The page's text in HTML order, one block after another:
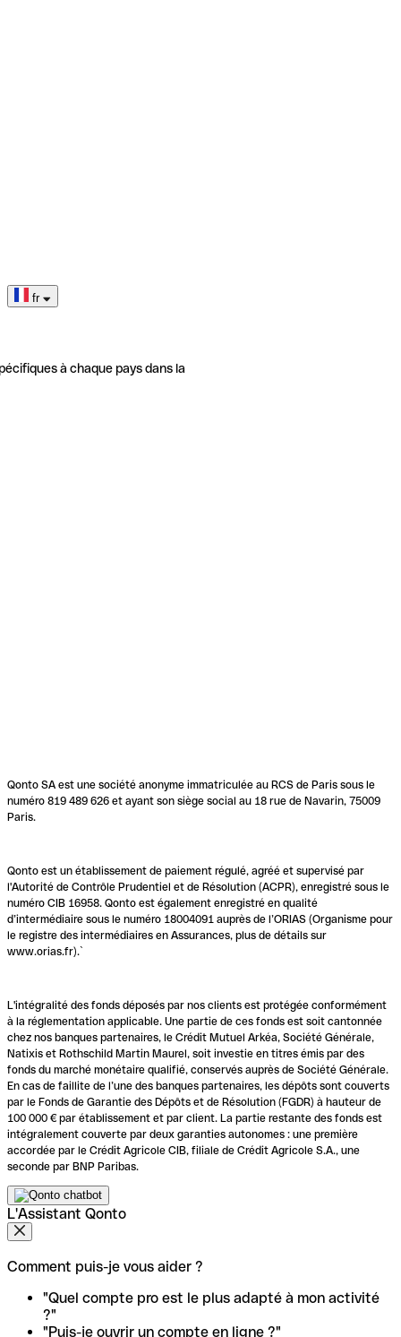
fr
à chaque pays dans la
Qonto SA est une société anonyme immatriculée au RCS de Paris sous le
numéro 819 489 626 et ayant son siège social au 18 rue de Navarin, 75009
Paris.
Qonto est un établissement de paiement régulé, agréé et supervisé par
l'Autorité de Contrôle Prudentiel et de Résolution (ACPR), enregistré sous le
numéro CIB 16958. Qonto est également enregistré en qualité
d’intermédiaire sous le numéro 18004091 auprès de l’ORIAS (Organisme pour
le registre des intermédiaires en Assurances, plus de détails sur
www.orias.fr).`
L'intégralité des fonds déposés par nos clients est protégée conformément
à la réglementation applicable. Une partie de ces fonds est soit cantonnée
chez nos banques partenaires, le Crédit Mutuel Arkéa, Société Générale,
Natixis et Rothschild Martin Maurel, soit investie en titres émis par des
fonds du marché monétaire qualifié, conservés auprès de Société Générale.
En cas de faillite de l’une des banques partenaires, les dépôts sont couverts
par le Fonds de Garantie des Dépôts et de Résolution (FGDR) à hauteur de
100 000 € par établissement et par client. La partie restante des fonds est
intégralement couverte par deux garanties autonomes : une première
accordée par le Crédit Agricole CIB, filiale de Crédit Agricole S.A., une
seconde par BNP Paribas.
L'Assistant Qonto
Comment puis-je vous aider ?
"Quel compte pro est le plus adapté à mon activité
?"
"Puis-je ouvrir un compte en ligne ?"